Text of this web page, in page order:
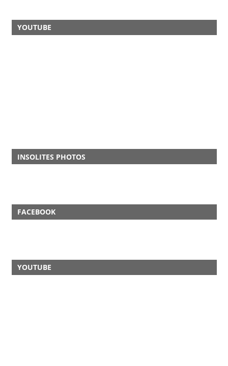
YOUTUBE
INSOLITES PHOTOS
FACEBOOK
YOUTUBE